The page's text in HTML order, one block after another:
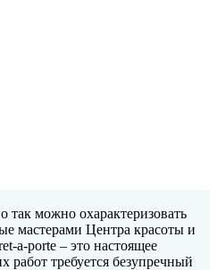
так можно охарактеризовать
мастерами Центра красоты и
a-porte – это настоящее
работ требуется безупречный